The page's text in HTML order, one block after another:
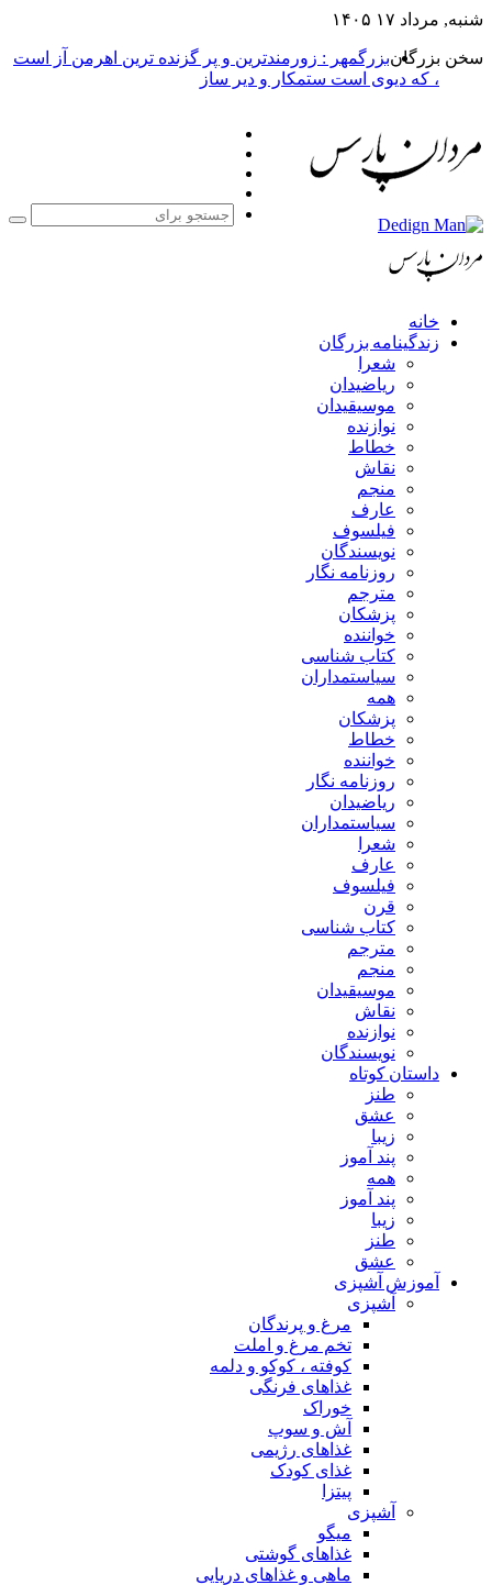
شنبه, مرداد ۱۷ ۱۴۰۵
سخن بزرگانبزرگمهر : زورمندترین و پر گزنده ترین اهرمن آز است
، که دیوی است ستمکار و دیر ساز
خانه
زندگینامه بزرگان
شعرا
ریاضیدان
موسیقیدان
نوازنده
خطاط
نقاش
منجم
عارف
فیلسوف
نویسندگان
روزنامه نگار
مترجم
پزشکان
خواننده
کتاب شناسی
سیاستمداران
همه
پزشکان
خطاط
خواننده
روزنامه نگار
ریاضیدان
سیاستمداران
شعرا
عارف
فیلسوف
قرن
کتاب شناسی
مترجم
منجم
موسیقیدان
نقاش
نوازنده
نویسندگان
داستان کوتاه
طنز
عشق
زیبا
پند آموز
همه
پند آموز
زیبا
طنز
عشق
آموزش آشپزی
آشپزی
مرغ و پرندگان
تخم مرغ و املت
کوفته ، کوکو و دلمه
غذاهای فرنگی
خوراک
آش و سوپ
غذاهای رژیمی
غذای کودک
پیتزا
آشپزی
میگو
غذاهای گوشتی
ماهی و غذاهای دریایی